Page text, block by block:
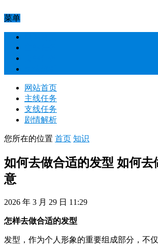
菜单
网站首页
主线任务
支线任务
剧情解析
您所在的位置 首页 知识
如何去做合适的发型 如何去
意
2026 年 3 月 29 日 11:29
怎样去做合适的发型
发型，作为个人形象的重要组成部分，不